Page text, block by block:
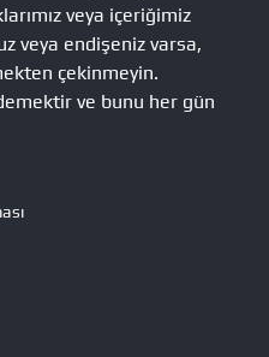
veya içeriğimiz
veya endişeniz varsa,
çekinmeyin.
ve bunu her gün